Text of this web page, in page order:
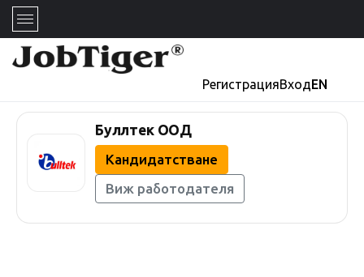
РегистрацияВходEN
Буллтек ООД
Кандидатстване
Виж работодателя